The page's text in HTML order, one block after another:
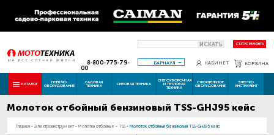
ИСКАТЬ СТАТУС РЕМОНТА
8-800-775-79-
00
БАРНАУЛ КАБИНЕТ КОРЗИНА
КАТАЛОГ ПНЕВМО
ОБОРУДОВАНИЕ
САДОВАЯ
ТЕХНИКА СИЛОВАЯ ТЕХНИКА
СНЕГОУБОРОЧНАЯ
И ТЕПЛОВАЯ
ТЕХНИКА
СТРОИТЕЛЬНОЕ
ОБОРУДОВАНИЕ
ЭЛЕКТРО
ИНСТРУМЕНТ
Молоток отбойный бензиновый TSS-GHJ95 кейс
Главная - Электроинструмент - Молотки отбойные - TSS - Молоток отбойный бензиновый TSS-GHJ95 кейс